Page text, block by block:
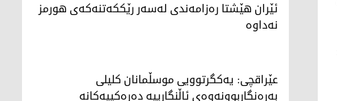
ئێران هێشتا رەزامەندی لەسەر رێککەتنەکەی هورمز
نەداوە
عێراقچی: یەکگرتوویی موسڵمانان کلیلی
بەرەنگاربوونەوەی ئاڵنگارییە دەرەکییەکانە